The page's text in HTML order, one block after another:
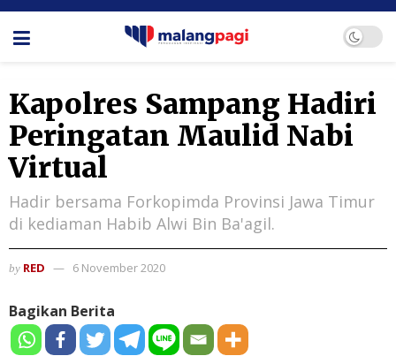
Kapolres Sampang Hadiri
Peringatan Maulid Nabi
Virtual
Hadir bersama Forkopimda Provinsi Jawa Timur
di kediaman Habib Alwi Bin Ba'agil.
by RED 6 November 2020
Bagikan Berita